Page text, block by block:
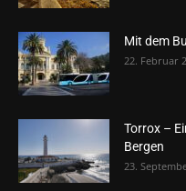
Mit dem
22. Februar
Torrox –
Bergen
23.